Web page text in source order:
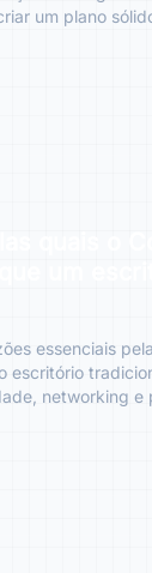
um plano
essenciais
escritório
networking e